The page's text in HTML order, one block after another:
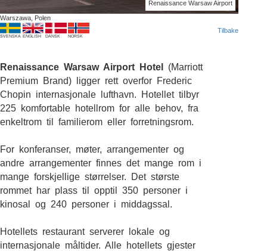
Renaissance Warsaw Airport
Warszawa, Polen
SVENSKA ENGLISH DANSK NORSK
Tilbake
Renaissance Warsaw Airport Hotel
(Marriott
Premium Brand) ligger rett overfor Frederic
Chopin internasjonale lufthavn. Hotellet tilbyr
225 komfortable hotellrom for alle behov, fra
enkeltrom til familierom eller forretningsrom.
For konferanser, møter, arrangementer og
andre arrangementer finnes det mange rom i
mange forskjellige størrelser. Det største
rommet har plass til opptil 350 personer i
kinosal og 240 personer i middagssal.
Hotellets restaurant serverer lokale og
internasjonale måltider. Alle hotellets gjester